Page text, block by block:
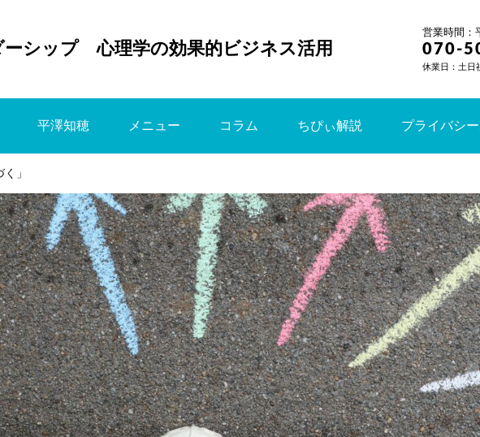
ーシップ 心理学の効果的ビジネス活用
営業時間：
070-
休業日：土
平澤知穂 メニュー コラム ちぴぃ解説 プライバシ
」